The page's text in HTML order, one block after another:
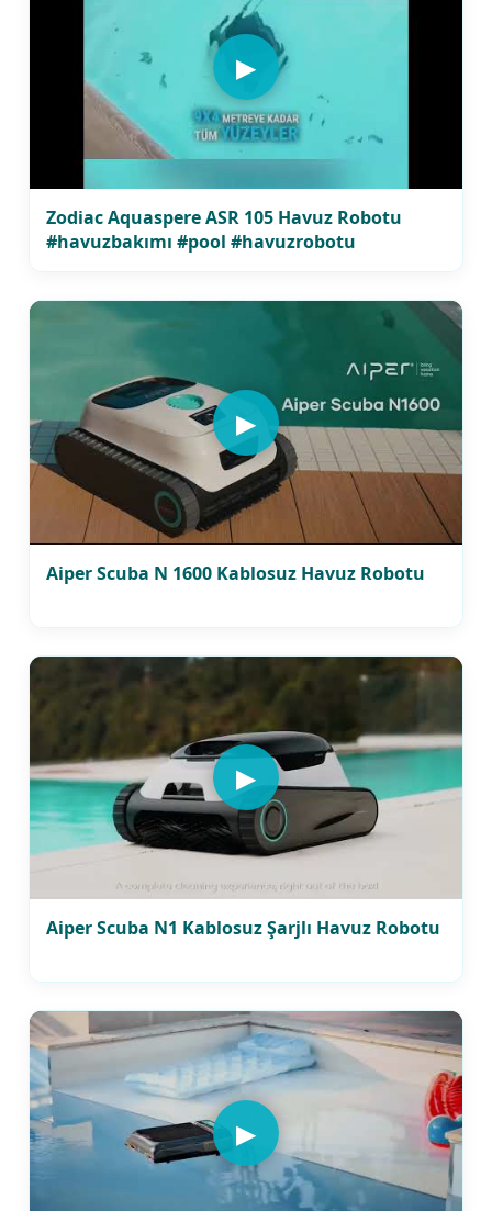
▶
Zodiac Aquaspere ASR 105 Havuz Robotu
#havuzbakımı #pool #havuzrobotu
#havuztemizliği
▶
Aiper Scuba N 1600 Kablosuz Havuz Robotu
▶
Aiper Scuba N1 Kablosuz Şarjlı Havuz Robotu
▶